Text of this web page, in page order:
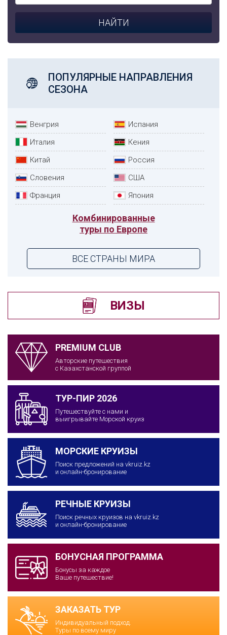
ПОПУЛЯРНЫЕ НАПРАВЛЕНИЯ
СЕЗОНА
Венгрия
Испания
Италия
Кения
Китай
Россия
Словения
США
Франция
Япония
Комбинированные
туры по Европе
ВСЕ СТРАНЫ МИРА
ВИЗЫ
PREMIUM CLUB
Авторские путешествия
с Казахстанской группой
ТУР-ПИР 2026
Путешествуйте с нами и
выигрывайте Морской круиз
МОРСКИЕ КРУИЗЫ
Поиск предложений на vkruiz.kz
и онлайн-бронирование
РЕЧНЫЕ КРУИЗЫ
Поиск речных круизов на vkruiz.kz
и онлайн-бронирование
БОНУСНАЯ ПРОГРАММА
Бонусы за каждое
Ваше путешествие!
ЗАКАЗАТЬ ТУР
Индивидуальный подход.
Туры по всему миру